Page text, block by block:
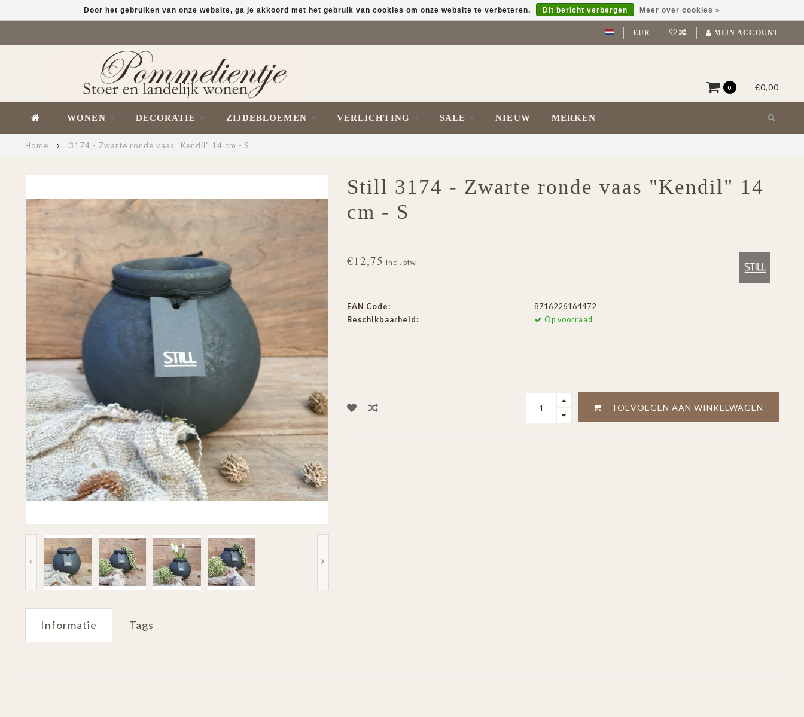
EUR MIJN ACCOUNT
0 €0,00
WONEN DECORATIE ZIJDEBLOEMEN VERLICHTING SALE NIEUW MERKEN
Home 3174 - Zwarte ronde vaas "Kendil" 14 cm - S
Still 3174 - Zwarte ronde vaas "Kendil" 14
cm - S
€12,75 Incl. btw
EAN Code:
8716226164472
Beschikbaarheid:
Op voorraad
TOEVOEGEN AAN WINKELWAGEN
Informatie Tags
Door het gebruiken van onze website, ga je akkoord met het gebruik van cookies om onze website te verbeteren. Dit bericht verbergen Meer over cookies »